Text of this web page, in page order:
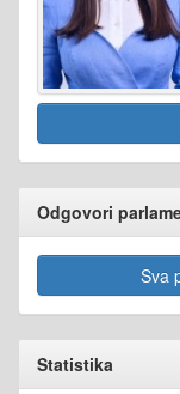
Odgovori
Sva
Statistika